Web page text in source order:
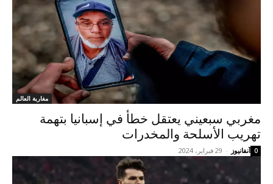
مغاربة العالم
مغربي سبعيني يعتقل خطأ في إسبانيا بتهمة
تهريب الأسلحة والمخدرات
آنفانيوز - 29 فبراير، 2024 0